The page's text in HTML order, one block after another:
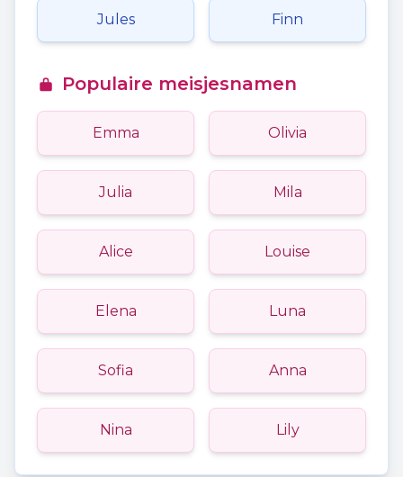
Jules Finn
Populaire meisjesnamen
Emma Olivia
Julia Mila
Alice Louise
Elena Luna
Sofia Anna
Nina Lily